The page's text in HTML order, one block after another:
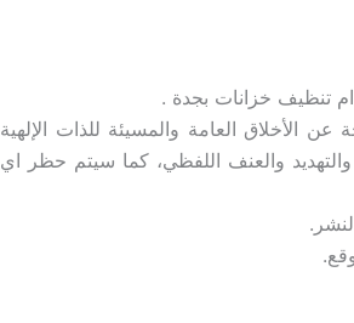
تنظيف خزانات بجدة .
الأخلاق العامة والمسيئة للذات الإلهية
والعنف اللفظي، كما سيتم حظر اي